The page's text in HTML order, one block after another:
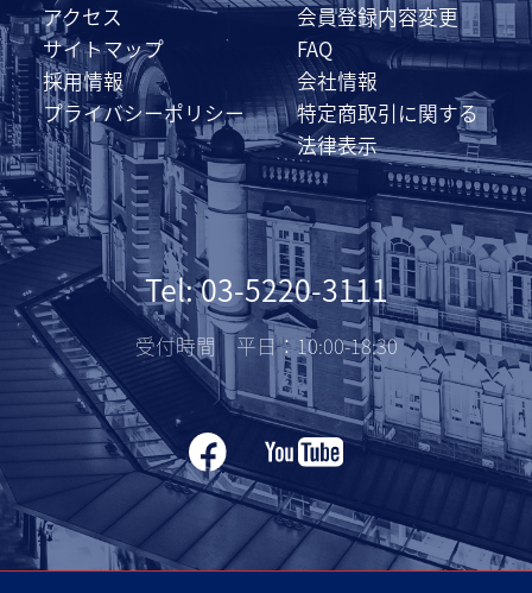
アクセス
会員登録内容変更
サイトマップ
FAQ
採用情報
会社情報
プライバシーポリシー
特定商取引に関する
法律表示
Tel: 03-5220-3111
受付時間 平日：10:00-18:30